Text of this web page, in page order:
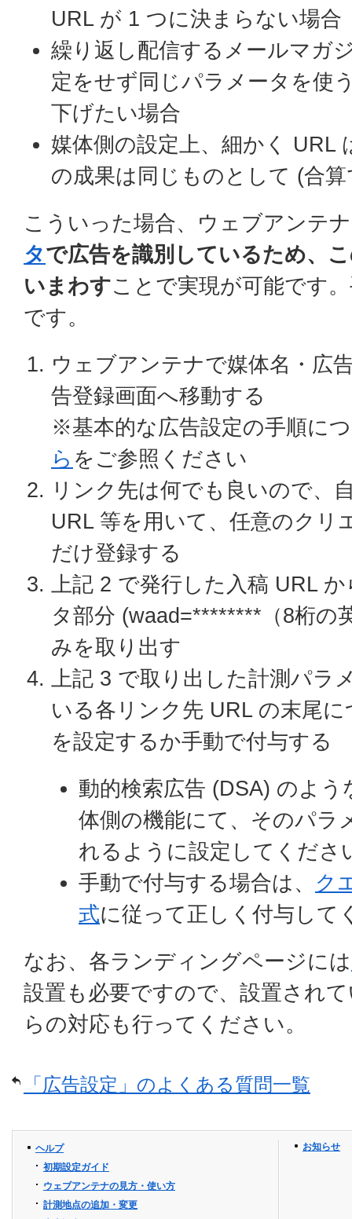
URL が 1 つに決まらない場合
繰り返し配信するメールマガ
定をせず同じパラメータを使
下げたい場合
媒体側の設定上、細かく URL
の成果は同じものとして (合
こういった場合、ウェブアンテ
タで広告を識別しているため、
いまわすことで実現が可能です
です。
ウェブアンテナで媒体名・広
告登録画面へ移動する
※基本的な広告設定の手順に
ら をご参照ください
リンク先は何でも良いので、
URL 等を用いて、任意のクリ
だけ登録する
上記 2 で発行した入稿 URL
タ部分 (waad=********（8桁の
みを取り出す
上記 3 で取り出した計測パラ
いる各リンク先 URL の末尾
を設定するか手動で付与する
動的検索広告 (DSA) のよ
体側の機能にて、そのパラ
れるように設定してくださ
手動で付与する場合は、 ク
式に従って正しく付与して
なお、各ランディングページには
設置も必要ですので、設置され
らの対応も行ってください。
「広告設定」のよくある質問一覧
ヘルプ
初期設定ガイド
ウェブアンテナの見方・使い方
計測地点の追加・変更
お知らせ